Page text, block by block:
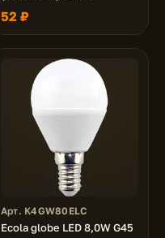
52 ₽
Арт. K4GW80ELC
Ecola globe LED 8,0W G45